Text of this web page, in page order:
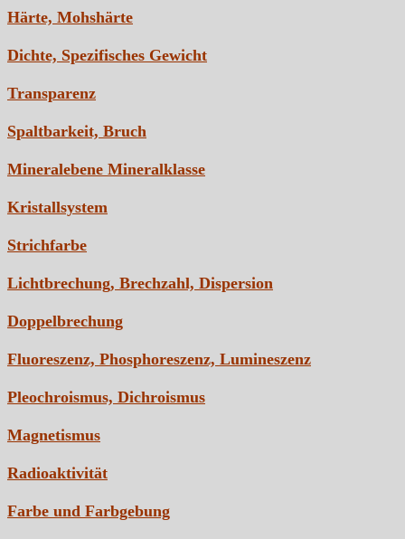
Härte, Mohshärte
Dichte, Spezifisches Gewicht
Transparenz
Spaltbarkeit, Bruch
Mineralebene Mineralklasse
Kristallsystem
Strichfarbe
Lichtbrechung, Brechzahl, Dispersion
Doppelbrechung
Fluoreszenz, Phosphoreszenz, Lumineszenz
Pleochroismus, Dichroismus
Magnetismus
Radioaktivität
Farbe und Farbgebung